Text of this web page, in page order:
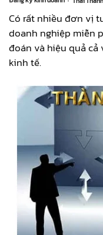
Có rất nhiều đơn vị
doanh nghiệp miễn
đoán và hiệu quả
kinh tế.